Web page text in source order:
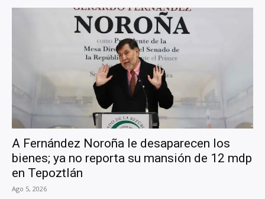
A Fernández Noroña le desaparecen los
bienes; ya no reporta su mansión de 12 mdp
en Tepoztlán
Ago 5, 2026